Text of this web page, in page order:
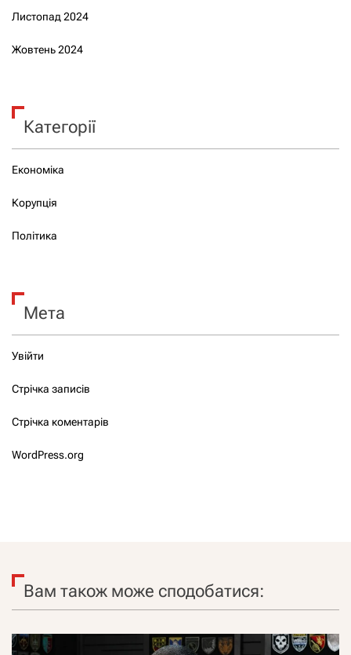
Листопад 2024
Жовтень 2024
Категорії
Економіка
Корупція
Політика
Мета
Увійти
Стрічка записів
Стрічка коментарів
WordPress.org
Вам також може сподобатися: